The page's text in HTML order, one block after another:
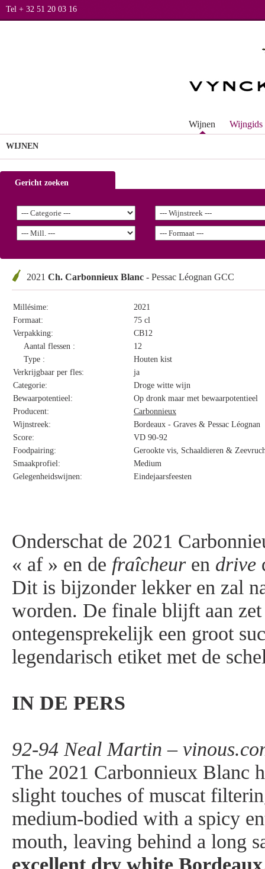
Tel + 32 51 20 03 16
Wijnen Wijngids
WIJNEN
Gericht zoeken
2021 Ch. Carbonnieux Blanc - Pessac Léognan GCC
Millésime:
2021
Formaat:
75 cl
Verpakking:
CB12
Aantal flessen :
12
Type :
Houten kist
Verkrijgbaar per fles:
ja
Categorie:
Droge witte wijn
Bewaarpotentieel:
Op dronk maar met bewaarpotentieel
Producent:
Carbonnieux
Wijnstreek:
Bordeaux - Graves & Pessac Léognan
Score:
VD 90-92
Foodpairing:
Gerookte vis, Schaaldieren &
Smaakprofiel:
Medium
Gelegenheidswijnen:
Eindejaarsfeesten
Onderschat de 2021
« af » en de fraîcheuren drive
Dit is bijzonder lekker en zal
worden. De finale blijft aan
ontegensprekelijk een groot
legendarisch etiket met de
IN DE PERS
92-94 Neal Martin –
The 2021 Carbonnieux Blanc
slight touches of muscat
medium-bodied with a spicy
mouth, leaving behind a long
excellent dry white Bordeaux